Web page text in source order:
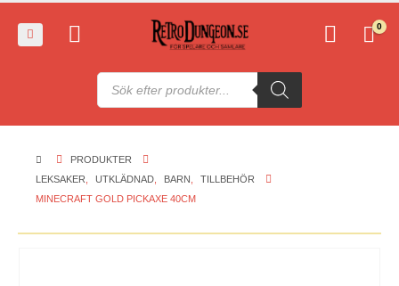
0
Produktsökning
PRODUKTER
LEKSAKER
UTKLÄDNAD BARN
TILLBEHÖR
MINECRAFT GOLD PICKAXE 40CM